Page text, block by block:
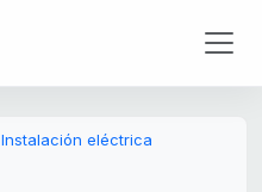
Instalación eléctrica